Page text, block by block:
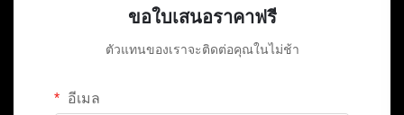
ขอใบเสนอราคาฟรี
ตัวแทนของเราจะติดต่อคุณในไม่ช้า
อีเมล